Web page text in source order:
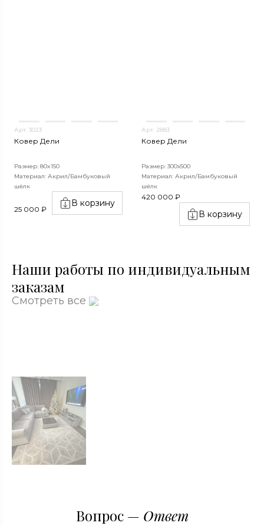
Арт. 3023
Ковер Дели
Размер: 80x150
Материал: Акрил/Бамбуковый
шёлк
25 000 ₽
В корзину
Арт. 2883
Ковер Дели
Размер: 300х500
Материал: Акрил/Бамбуковый
шёлк
420 000 ₽
В корзину
Наши работы по индивидуальным
заказам
Смотреть все
Вопрос — Ответ